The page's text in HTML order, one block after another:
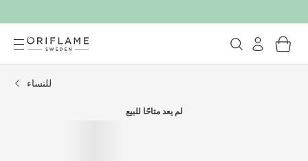
للنساء
لم يعد متاحًا للبيع